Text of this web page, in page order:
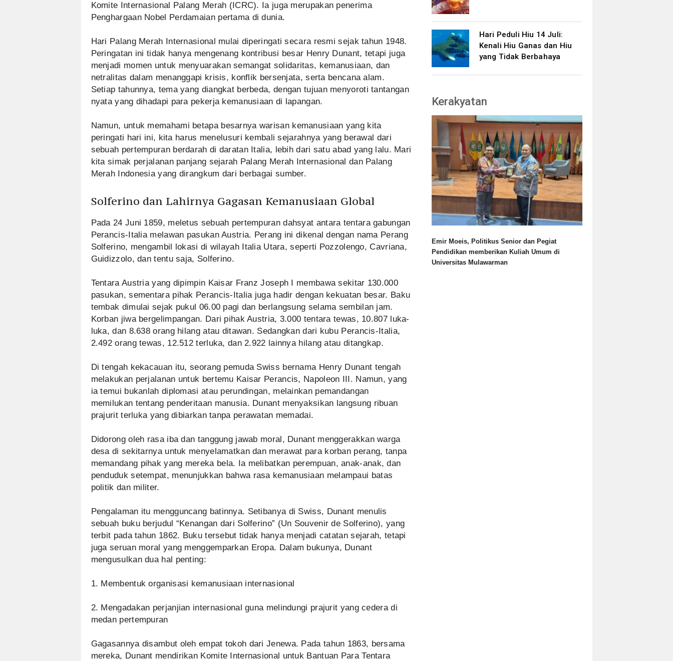
Komite Internasional Palang Merah (ICRC). Ia juga merupakan penerima
Penghargaan Nobel Perdamaian pertama di dunia.
Hari Palang Merah Internasional mulai diperingati secara resmi sejak tahun 1948.
Peringatan ini tidak hanya mengenang kontribusi besar Henry Dunant, tetapi juga
menjadi momen untuk menyuarakan semangat solidaritas, kemanusiaan, dan
netralitas dalam menanggapi krisis, konflik bersenjata, serta bencana alam.
Setiap tahunnya, tema yang diangkat berbeda, dengan tujuan menyoroti tantangan
nyata yang dihadapi para pekerja kemanusiaan di lapangan.
Namun, untuk memahami betapa besarnya warisan kemanusiaan yang kita
peringati hari ini, kita harus menelusuri kembali sejarahnya yang berawal dari
sebuah pertempuran berdarah di daratan Italia, lebih dari satu abad yang lalu. Mari
kita simak perjalanan panjang sejarah Palang Merah Internasional dan Palang
Merah Indonesia yang dirangkum dari berbagai sumber.
Solferino dan Lahirnya Gagasan Kemanusiaan Global
Pada 24 Juni 1859, meletus sebuah pertempuran dahsyat antara tentara gabungan
Perancis-Italia melawan pasukan Austria. Perang ini dikenal dengan nama Perang
Solferino, mengambil lokasi di wilayah Italia Utara, seperti Pozzolengo, Cavriana,
Guidizzolo, dan tentu saja, Solferino.
Tentara Austria yang dipimpin Kaisar Franz Joseph I membawa sekitar 130.000
pasukan, sementara pihak Perancis-Italia juga hadir dengan kekuatan besar. Baku
tembak dimulai sejak pukul 06.00 pagi dan berlangsung selama sembilan jam.
Korban jiwa bergelimpangan. Dari pihak Austria, 3.000 tentara tewas, 10.807 luka-
luka, dan 8.638 orang hilang atau ditawan. Sedangkan dari kubu Perancis-Italia,
2.492 orang tewas, 12.512 terluka, dan 2.922 lainnya hilang atau ditangkap.
Di tengah kekacauan itu, seorang pemuda Swiss bernama Henry Dunant tengah
melakukan perjalanan untuk bertemu Kaisar Perancis, Napoleon III. Namun, yang
ia temui bukanlah diplomasi atau perundingan, melainkan pemandangan
memilukan tentang penderitaan manusia. Dunant menyaksikan langsung ribuan
prajurit terluka yang dibiarkan tanpa perawatan memadai.
Didorong oleh rasa iba dan tanggung jawab moral, Dunant menggerakkan warga
desa di sekitarnya untuk menyelamatkan dan merawat para korban perang, tanpa
memandang pihak yang mereka bela. Ia melibatkan perempuan, anak-anak, dan
penduduk setempat, menunjukkan bahwa rasa kemanusiaan melampaui batas
politik dan militer.
Pengalaman itu mengguncang batinnya. Setibanya di Swiss, Dunant menulis
sebuah buku berjudul “Kenangan dari Solferino” (Un Souvenir de Solferino), yang
terbit pada tahun 1862. Buku tersebut tidak hanya menjadi catatan sejarah, tetapi
juga seruan moral yang menggemparkan Eropa. Dalam bukunya, Dunant
mengusulkan dua hal penting:
1. Membentuk organisasi kemanusiaan internasional
2. Mengadakan perjanjian internasional guna melindungi prajurit yang cedera di
medan pertempuran
Gagasannya disambut oleh empat tokoh dari Jenewa. Pada tahun 1863, bersama
mereka, Dunant mendirikan Komite Internasional untuk Bantuan Para Tentara
Hari Peduli Hiu 14 Juli:
Kenali Hiu Ganas dan Hiu
yang Tidak Berbahaya
Kerakyatan
Emir Moeis, Politikus Senior dan Pegiat
Pendidikan memberikan Kuliah Umum di
Universitas Mulawarman